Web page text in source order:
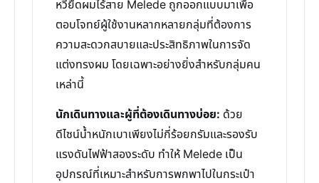
หวียืดผมไร้สาย Melede ถูกออกแบบมาเพื่อ
ตอบโจทย์ผู้ใช้งานหลากหลายกลุ่มที่ต้องการ
ความสะดวกสบายและประสิทธิภาพในการจัด
แต่งทรงผม โดยเฉพาะอย่างยิ่งสำหรับกลุ่มคน
เหล่านี้
นักเดินทางและผู้ที่ต้องเดินทางบ่อย: ด้วย
ดีไซน์น้ำหนักเบาเพียงไม่กี่ร้อยกรัมและรองรับ
แรงดันไฟฟ้าสองระดับ ทำให้ Melede เป็น
อุปกรณ์ที่เหมาะสำหรับการพกพาไปในกระเป๋า